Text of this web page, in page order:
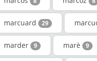
marcuard 29
marder 9 marè 9